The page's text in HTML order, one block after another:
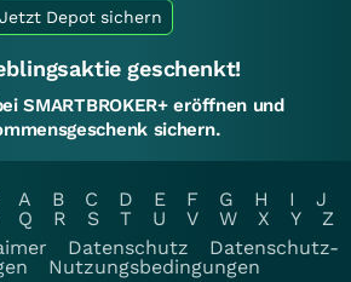
Jetzt Depot sichern
geschenkt!
SMARTBROKER+ eröffnen und
sichern.
A B C D E F G H I
J
Q R S T U V W X Y
Z
Datenschutz
Datenschutz-
Nutzungsbedingungen